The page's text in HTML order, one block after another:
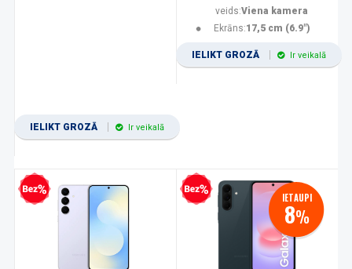
IELIKT GROZĀ Ir veikalā
veids:Viena kamera
Ekrāns:17,5 cm (6.9")
IELIKT GROZĀ Ir veikalā
kredīts Bezprocentu kredīts IETAUPI
8%